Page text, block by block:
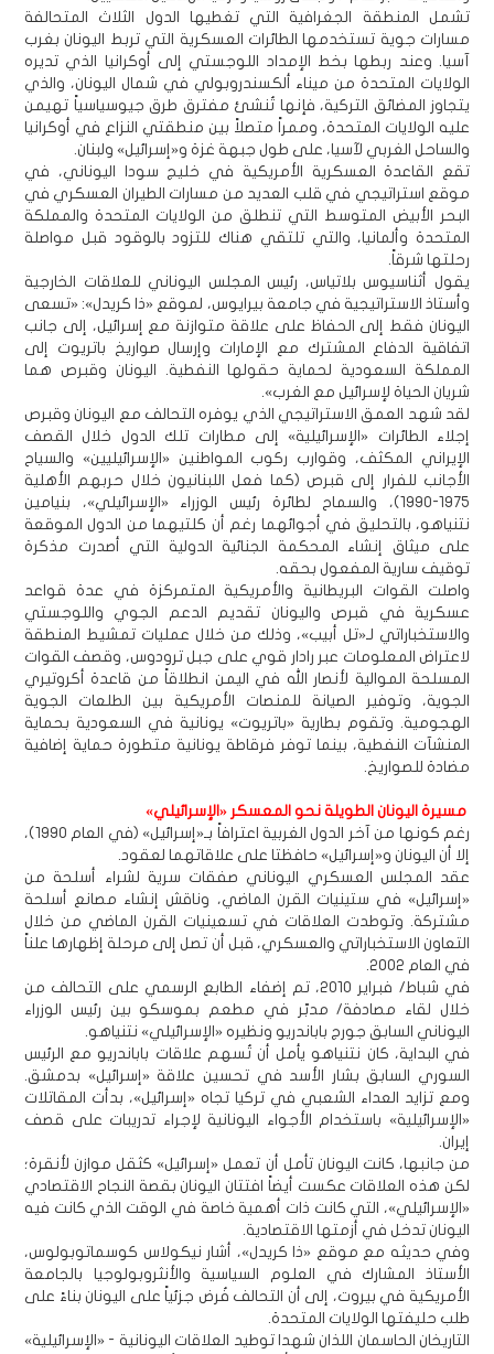
تشمل المنطقة الجغرافية التي تغطيها الدول الثلاث المتحالفة
مسارات جوية تستخدمها الطائرات العسكرية التي تربط اليونان بغرب
آسيا. وعند ربطها بخط الإمداد اللوجستي إلى أوكرانيا الذي تديره
الولايات المتحدة من ميناء ألكسندروبولي في شمال اليونان، والذي
يتجاوز المضائق التركية، فإنها تُنشئ مفترق طرق جيوسياسياً تهيمن
عليه الولايات المتحدة، وممراً متصلاً بين منطقتي النزاع في أوكرانيا
والساحل الغربي لآسيا، على طول جبهة غزة و«إسرائيل» ولبنان.
تقع القاعدة العسكرية الأمريكية في خليج سودا اليوناني، في
موقع استراتيجي في قلب العديد من مسارات الطيران العسكري في
البحر الأبيض المتوسط التي تنطلق من الولايات المتحدة والمملكة
المتحدة وألمانيا، والتي تلتقي هناك للتزود بالوقود قبل مواصلة
رحلتها شرقاً.
يقول أثناسيوس بلاتياس، رئيس المجلس اليوناني للعلاقات الخارجية
وأستاذ الاستراتيجية في جامعة بيرايوس، لموقع «ذا كريدل»: «تسعى
اليونان فقط إلى الحفاظ على علاقة متوازنة مع إسرائيل، إلى جانب
اتفاقية الدفاع المشترك مع الإمارات وإرسال صواريخ باتريوت إلى
المملكة السعودية لحماية حقولها النفطية. اليونان وقبرص هما
شريان الحياة لإسرائيل مع الغرب».
لقد شهد العمق الاستراتيجي الذي يوفره التحالف مع اليونان وقبرص
إجلاء الطائرات «الإسرائيلية» إلى مطارات تلك الدول خلال القصف
الإيراني المكثف، وقوارب ركوب المواطنين «الإسرائيليين» والسياح
الأجانب للفرار إلى قبرص (كما فعل اللبنانيون خلال حربهم الأهلية
1975-1990)، والسماح لطائرة رئيس الوزراء «الإسرائيلي»، بنيامين
نتنياهو، بالتحليق في أجوائهما رغم أن كلتيهما من الدول الموقعة
على ميثاق إنشاء المحكمة الجنائية الدولية التي أصدرت مذكرة
توقيف سارية المفعول بحقه.
واصلت القوات البريطانية والأمريكية المتمركزة في عدة قواعد
عسكرية في قبرص واليونان تقديم الدعم الجوي واللوجستي
والاستخباراتي لـ«تل أبيب»، وذلك من خلال عمليات تمشيط المنطقة
لاعتراض المعلومات عبر رادار قوي على جبل ترودوس، وقصف القوات
المسلحة الموالية لأنصار الله في اليمن انطلاقاً من قاعدة أكروتيري
الجوية، وتوفير الصيانة للمنصات الأمريكية بين الطلعات الجوية
الهجومية. وتقوم بطارية «باتريوت» يونانية في السعودية بحماية
المنشآت النفطية، بينما توفر فرقاطة يونانية متطورة حماية إضافية
مضادة للصواريخ.
مسيرة اليونان الطويلة نحو المعسكر «الإسرائيلي»
رغم كونها من آخر الدول الغربية اعترافاً بـ«إسرائيل» (في العام 1990)،
إلا أن اليونان و«إسرائيل» حافظتا على علاقاتهما لعقود.
عقد المجلس العسكري اليوناني صفقات سرية لشراء أسلحة من
«إسرائيل» في ستينيات القرن الماضي، وناقش إنشاء مصانع أسلحة
مشتركة. وتوطدت العلاقات في تسعينيات القرن الماضي من خلال
التعاون الاستخباراتي والعسكري، قبل أن تصل إلى مرحلة إظهارها علناً
في العام 2002.
في شباط/ فبراير 2010، تم إضفاء الطابع الرسمي على التحالف من
خلال لقاء مصادفة/ مدبّر في مطعم بموسكو بين رئيس الوزراء
اليوناني السابق جورج باباندريو ونظيره «الإسرائيلي» نتنياهو.
في البداية، كان نتنياهو يأمل أن تُسهم علاقات باباندريو مع الرئيس
السوري السابق بشار الأسد في تحسين علاقة «إسرائيل» بدمشق.
ومع تزايد العداء الشعبي في تركيا تجاه «إسرائيل»، بدأت المقاتلات
«الإسرائيلية» باستخدام الأجواء اليونانية لإجراء تدريبات على قصف
إيران.
من جانبها، كانت اليونان تأمل أن تعمل «إسرائيل» كثقل موازن لأنقرة؛
لكن هذه العلاقات عكست أيضاً افتتان اليونان بقصة النجاح الاقتصادي
«الإسرائيلي»، التي كانت ذات أهمية خاصة في الوقت الذي كانت فيه
اليونان تدخل في أزمتها الاقتصادية.
وفي حديثه مع موقع «ذا كريدل»، أشار نيكولاس كوسماتوبولوس،
الأستاذ المشارك في العلوم السياسية والأنثروبولوجيا بالجامعة
الأمريكية في بيروت، إلى أن التحالف فُرض جزئياً على اليونان بناءً على
طلب حليفتها الولايات المتحدة.
التاريخان الحاسمان اللذان شهدا توطيد العلاقات اليونانية - «الإسرائيلية»